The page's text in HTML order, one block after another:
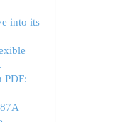
into its
PDF: